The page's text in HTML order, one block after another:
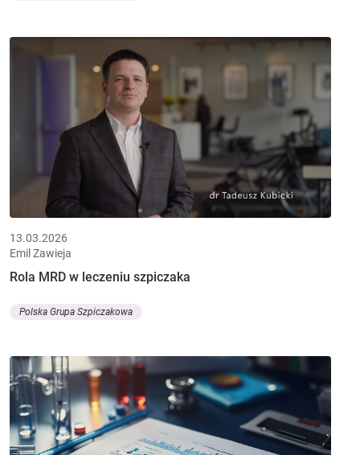
13.03.2026
Emil Zawieja
Rola MRD w leczeniu szpiczaka
Polska Grupa Szpiczakowa